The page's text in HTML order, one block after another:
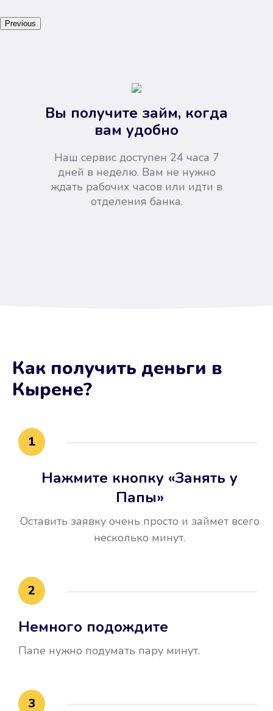
Previous
Вы получите займ, когда
вам удобно
Наш сервис доступен 24 часа 7
дней в неделю. Вам не нужно
ждать рабочих часов или идти в
отделения банка.
Не потребовались справки, залоги
и поручители. Папа вам доверяет.
воспользовались бесплатной
это открыло новые возможности в
Как получить деньги в
Кырене?
1
Нажмите кнопку «Занять у
Папы»
Оставить заявку очень просто и займет всего
несколько минут.
2
Немного подождите
Папе нужно подумать пару минут.
3